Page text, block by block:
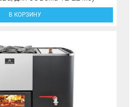
В КОРЗИНУ